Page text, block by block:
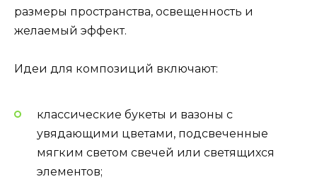
размеры пространства, освещенность и
желаемый эффект.
Идеи для композиций включают:
классические букеты и вазоны с
увядающими цветами, подсвеченные
мягким светом свечей или светящихся
элементов;